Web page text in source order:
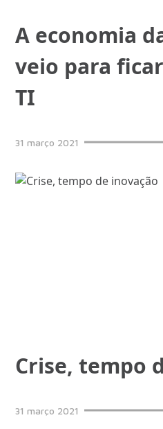
A economia
veio para
TI
31 março 2021
Crise, tempo
31 março 2021